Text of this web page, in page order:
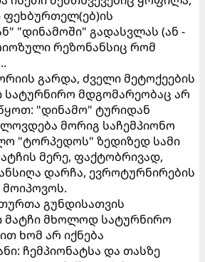
"დინამოში" გადასვლას (ან -
რეზონანსიც რომ
გარდა, ძველი მეტოქეების
მდგომარეობაც არ
"დინამო" ტურიდან
მორიგ საჩემპიონო
"ტორპედოს" ზედიზედ სამი
მერე, ფაქტობრივად,
დარჩა, ევროტურნირების
გუნდისათვის
მატჩი მხოლოდ სატურნირო
ხომ არ იქნება
ჩემპიონატსა და თასზე